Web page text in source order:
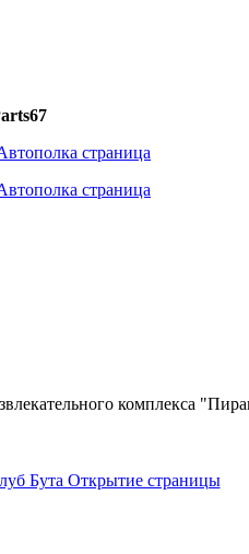
комплекса